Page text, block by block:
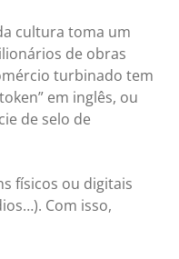
cultura toma um
de obras
turbinado tem
em inglês, ou
de selo de
físicos ou digitais
Com isso,